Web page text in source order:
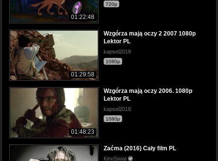
01:22:48
720p
01:29:58
Wzgórza mają oczy 2 2007 1080p
Lektor PL
kapsel2018
1080p
01:48:23
Wzgórza mają oczy 2006. 1080p
Lektor PL
kapsel2018
1080p
Zaćma (2016) Cały film PL
KinoSwiat